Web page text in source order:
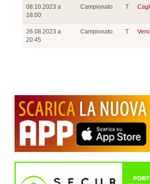
08.10.2023 a
18:00
Campionato T
26.08.2023 a
20:45
Campionato T